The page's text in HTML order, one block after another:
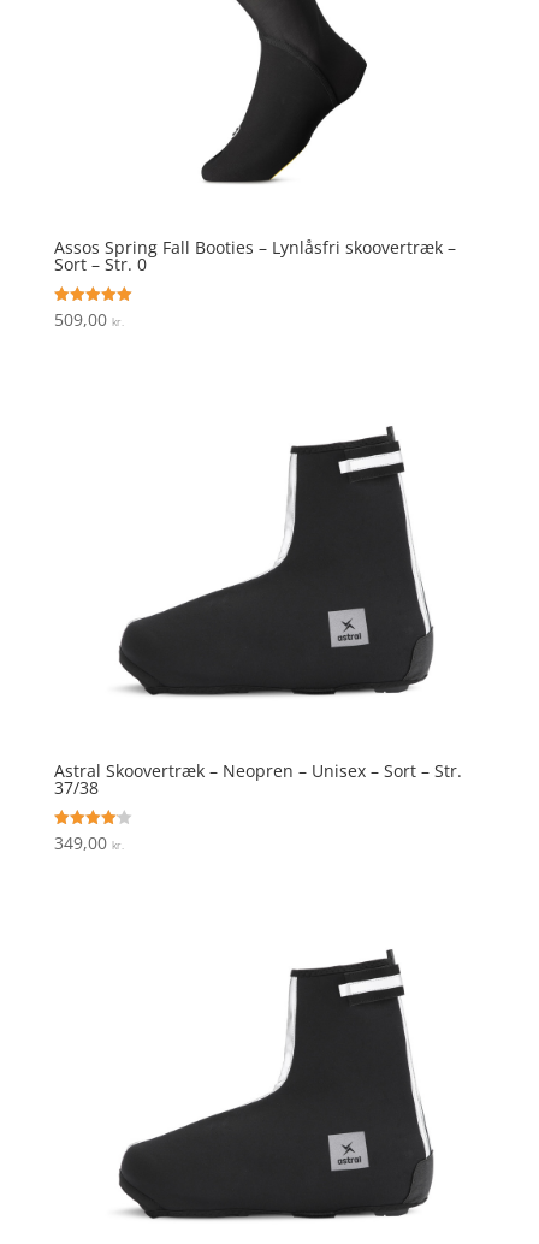
Assos Spring Fall Booties – Lynlåsfri skoovertræk –
Sort – Str. 0
Vurderet
5
509,00 kr.
Astral Skoovertræk – Neopren – Unisex – Sort – Str.
37/38
Vurderet
4.1
349,00 kr.